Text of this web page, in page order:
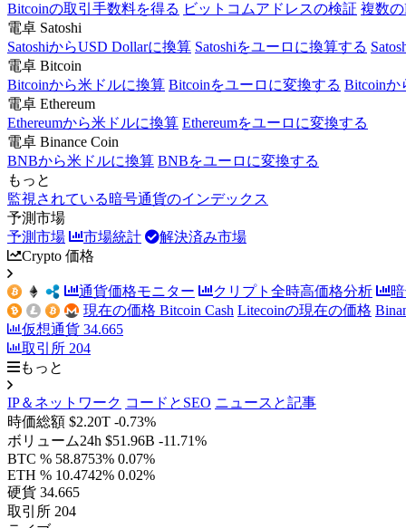
Bitcoinの取引手数料を得る ビットコムアドレスの検証 複数
電卓 Satoshi
SatoshiからUSD Dollarに換算 Satoshiをユーロに換算する
電卓 Bitcoin
Bitcoinから米ドルに換算 Bitcoinをユーロに変換する Bitcoinか
電卓 Ethereum
Ethereumから米ドルに換算 Ethereumをユーロに変換する
電卓 Binance Coin
BNBから米ドルに換算 BNBをユーロに変換する
もっと
監視されている暗号通貨のインデックス
予測市場
予測市場
市場統計
解決済み市場
Crypto 価格
通貨価格モニター クリプト全時高価格分析
現在の価格 Bitcoin Cash Litecoinの現在の価格
仮想通貨 34.665
取引所 204
もっと
IP＆ネットワーク コードとSEO ニュースと記事
時価総額 $2.20T -0.73%
ボリューム24h $51.96B -11.71%
BTC % 58.8753% 0.07%
ETH % 10.4742% 0.02%
硬貨 34.665
取引所 204